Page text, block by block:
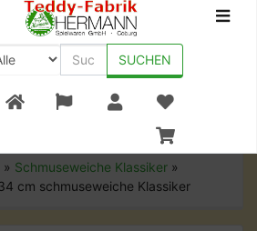
+49 (0) 9561-8590-0
SUCHEN
» Schmuseweiche Klassiker »
cm schmuseweiche Klassiker